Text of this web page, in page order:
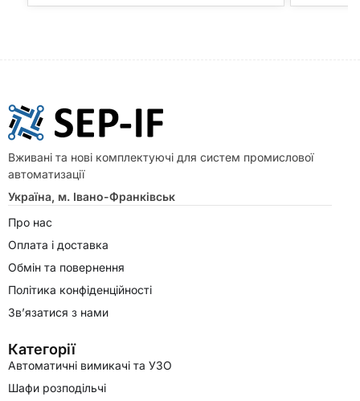
Вживані та нові комплектуючі для систем промислової
автоматизації
Україна, м. Івано-Франківськ
Про нас
Оплата і доставка
Обмін та повернення
Політика конфіденційності
Зв’язатися з нами
Категорії
Автоматичні вимикачі та УЗО
Шафи розподільчі